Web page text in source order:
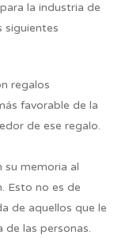
la industria de
siguientes
regalos
favorable de la
de ese regalo.
su memoria al
Esto no es de
de aquellos que le
de las personas.